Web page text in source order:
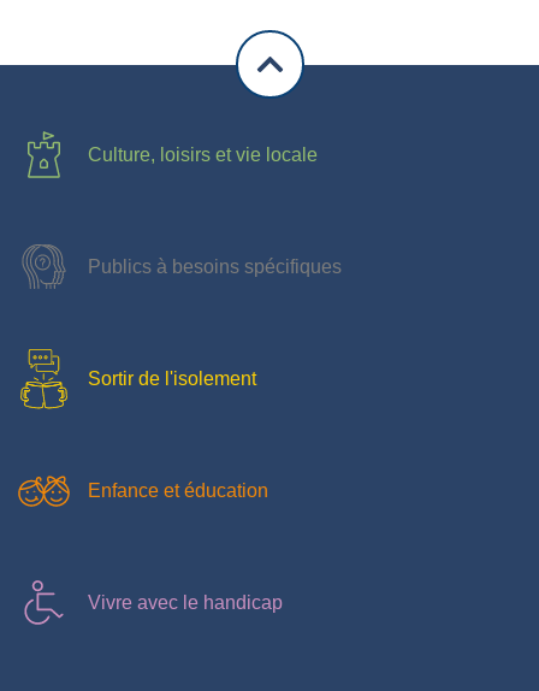
Culture, loisirs et vie locale
Publics à besoins spécifiques
Sortir de l'isolement
Enfance et éducation
Vivre avec le handicap